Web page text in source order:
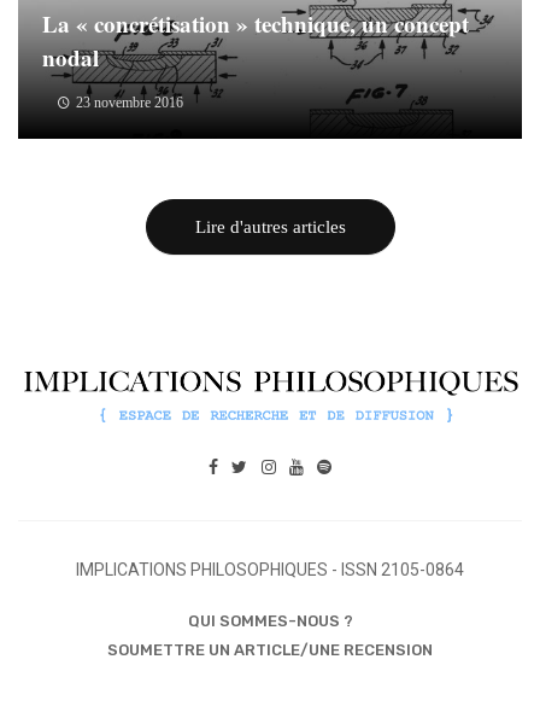
La « concrétisation » technique, un concept
nodal
23 novembre 2016
Lire d'autres articles
IMPLICATIONS PHILOSOPHIQUES - ISSN 2105-0864
QUI SOMMES-NOUS ?
SOUMETTRE UN ARTICLE/UNE RECENSION